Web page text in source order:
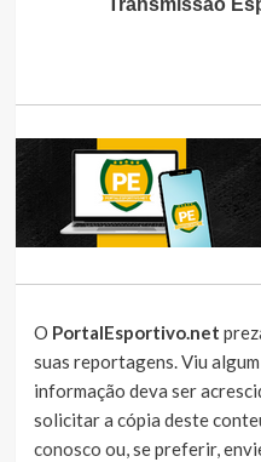
Transmissão
O PortalEsportivo.net
suas reportagens. Viu
informação deva ser
solicitar a cópia deste
conosco ou, se preferir,